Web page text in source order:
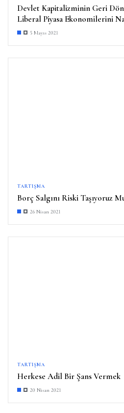
Devlet Kapitalizminin Geri
Liberal Piyasa Ekonomilerini
5 Mayıs 2021
TARTIŞMA
Borç Salgını Riski Taşıyoruz
26 Nisan 2021
TARTIŞMA
Herkese Adil Bir Şans Vermek
20 Nisan 2021